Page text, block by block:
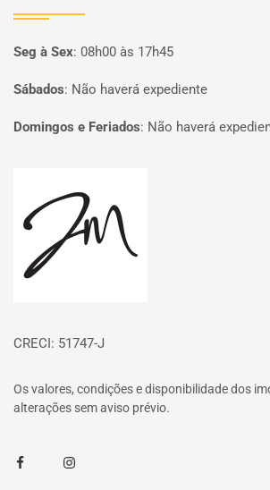
Seg à Sex: 08h00 às 17h45
Sábados: Não haverá expediente
Domingos e Feriados: Não haverá
CRECI: 51747-J
Os valores, condições e disponibilidade dos
alterações sem aviso prévio.
FacebookInstagram